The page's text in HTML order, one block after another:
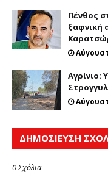
Πένθος
ξαφνική
Αγρίνιο:
ΔΗΜΟΣΊΕΥΣΗ
0 Σχόλια